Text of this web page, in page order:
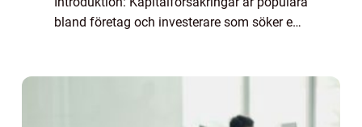
bland företag och investerare som söker en